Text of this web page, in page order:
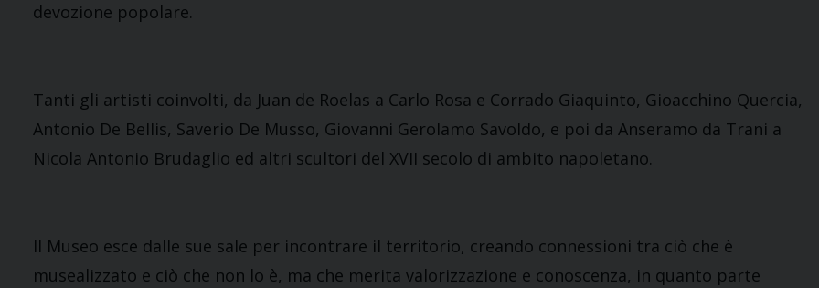
devozione popolare.
Tanti gli artisti coinvolti, da Juan de Roelas a Carlo Rosa e Corrado Giaquinto, Gioacchino Quercia,
Antonio De Bellis, Saverio De Musso, Giovanni Gerolamo Savoldo, e poi da Anseramo da Trani a
Nicola Antonio Brudaglio ed altri scultori del XVII secolo di ambito napoletano.
Il Museo esce dalle sue sale per incontrare il territorio, creando connessioni tra ciò che è
musealizzato e ciò che non lo è, ma che merita valorizzazione e conoscenza, in quanto parte